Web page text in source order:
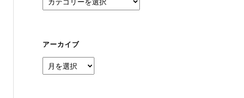
テ
ー
アーカイブ
ア
ー